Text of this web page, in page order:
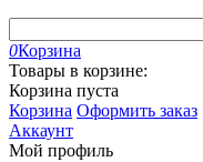
0Корзина
Товары в корзине:
Корзина пуста
Корзина Оформить заказ
Аккаунт
Мой профиль